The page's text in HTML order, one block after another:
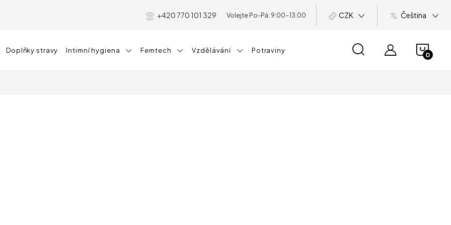
+420 770 101 329 CZK Čeština
Doplňky stravy Intimní hygiena Femtech Vzdělávání Potraviny